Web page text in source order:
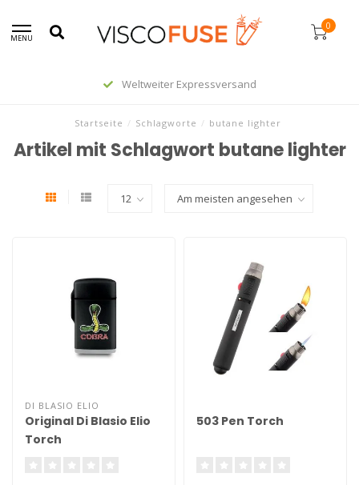
MENU
0
Weltweiter Expressversand
Startseite / Schlagworte / butane lighter
Artikel mit Schlagwort butane lighter
DI BLASIO ELIO
Original Di Blasio Elio
Torch
503 Pen Torch